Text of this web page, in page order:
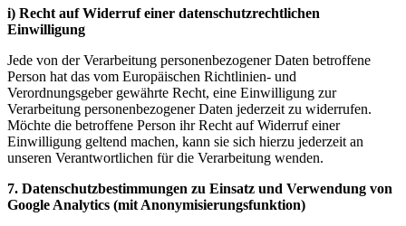
i) Recht auf Widerruf einer datenschutzrechtlichen
Einwilligung
Jede von der Verarbeitung personenbezogener Daten betroffene
Person hat das vom Europäischen Richtlinien- und
Verordnungsgeber gewährte Recht, eine Einwilligung zur
Verarbeitung personenbezogener Daten jederzeit zu widerrufen.
Möchte die betroffene Person ihr Recht auf Widerruf einer
Einwilligung geltend machen, kann sie sich hierzu jederzeit an
unseren Verantwortlichen für die Verarbeitung wenden.
7. Datenschutzbestimmungen zu Einsatz und Verwendung von
Google Analytics (mit Anonymisierungsfunktion)